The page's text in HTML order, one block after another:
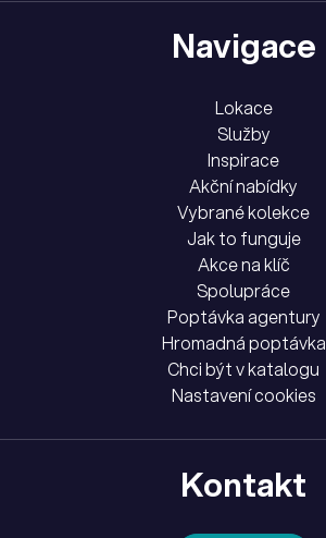
Navigace
Lokace
Služby
Inspirace
Akční nabídky
Vybrané kolekce
Jak to funguje
Akce na klíč
Spolupráce
Poptávka agentury
Hromadná poptávka
Chci být v katalogu
Nastavení cookies
Kontakt